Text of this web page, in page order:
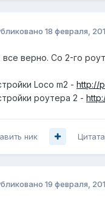
18 февраля,
все верно. Со 2-го
Loco m2 - http://
роутера 2 -
ник Цитата
19 февраля,